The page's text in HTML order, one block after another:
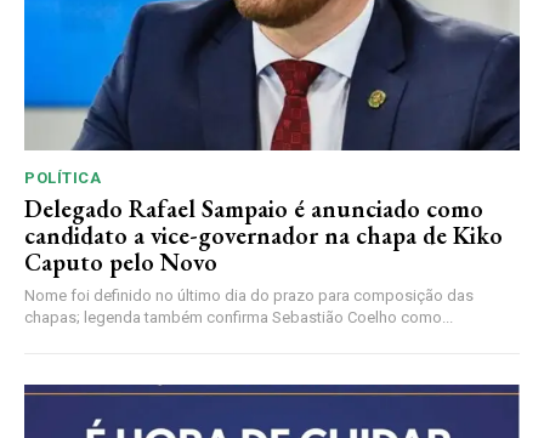
POLÍTICA
Delegado Rafael Sampaio é anunciado como
candidato a vice-governador na chapa de Kiko
Caputo pelo Novo
Nome foi definido no último dia do prazo para composição das
chapas; legenda também confirma Sebastião Coelho como...